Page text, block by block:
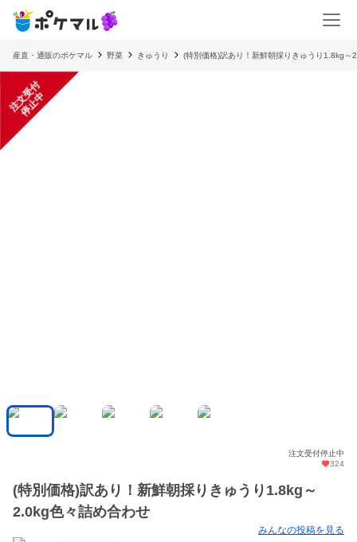
産直・通販のポケマル 野菜 きゅうり (特別価格)訳あり！新鮮朝採りきゅうり1.8kg～
注
文
受
付
停
止
中
注文受付停止中
324
(特別価格)訳あり！新鮮朝採りきゅうり1.8kg～
2.0kg色々詰め合わせ
みんなの投稿を見る